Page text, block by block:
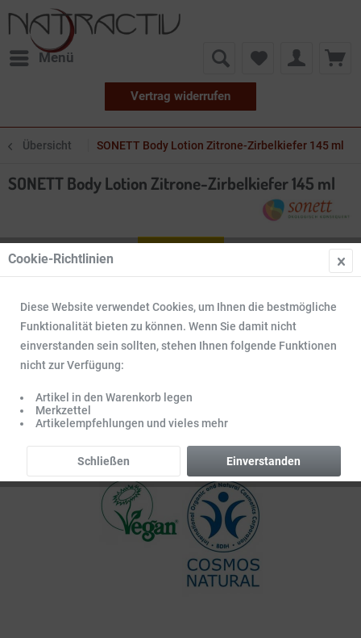
Menü
Vertrag widerrufen
Übersicht SONETT Body Lotion Zitrone-Zirbelkiefer 145 ml
SONETT Body Lotion Zitrone-Zirbelkiefer 145 ml
Cookie-Richtlinien
Diese Website verwendet Cookies, um Ihnen die bestmögliche
Funktionalität bieten zu können. Wenn Sie damit nicht
einverstanden sein sollten, stehen Ihnen folgende Funktionen
nicht zur Verfügung:
Artikel in den Warenkorb legen
Merkzettel
Artikelempfehlungen und vieles mehr
Einverstanden
Schließen